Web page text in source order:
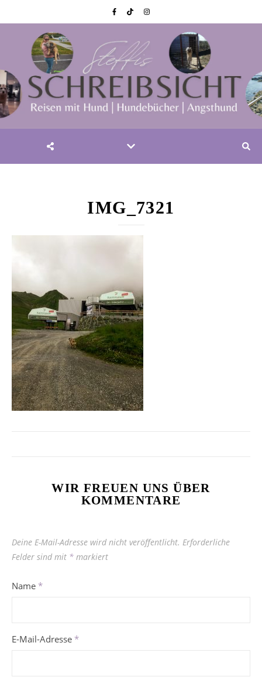
IMG_7321
WIR FREUEN UNS ÜBER
KOMMENTARE
Deine E-Mail-Adresse wird nicht veröffentlicht. Erforderliche
Felder sind mit * markiert
Name *
E-Mail-Adresse *